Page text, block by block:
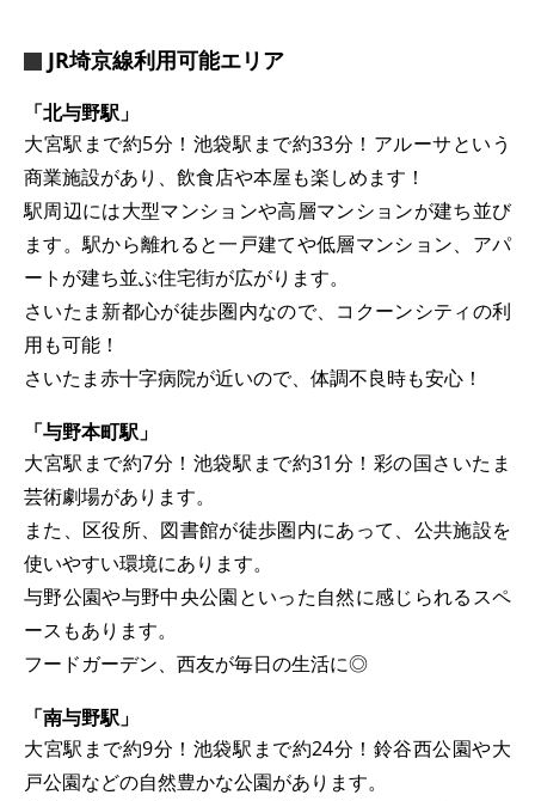
JR埼京線利用可能エリア
「北与野駅」
大宮駅まで約5分！池袋駅まで約33分！アルーサという
商業施設があり、飲食店や本屋も楽しめます！
駅周辺には大型マンションや高層マンションが建ち並び
ます。駅から離れると一戸建てや低層マンション、アパ
ートが建ち並ぶ住宅街が広がります。
さいたま新都心が徒歩圏内なので、コクーンシティの利
用も可能！
さいたま赤十字病院が近いので、体調不良時も安心！
「与野本町駅」
大宮駅まで約7分！池袋駅まで約31分！彩の国さいたま
芸術劇場があります。
また、区役所、図書館が徒歩圏内にあって、公共施設を
使いやすい環境にあります。
与野公園や与野中央公園といった自然に感じられるスペ
ースもあります。
フードガーデン、西友が毎日の生活に◎
「南与野駅」
大宮駅まで約9分！池袋駅まで約24分！鈴谷西公園や大
戸公園などの自然豊かな公園があります。